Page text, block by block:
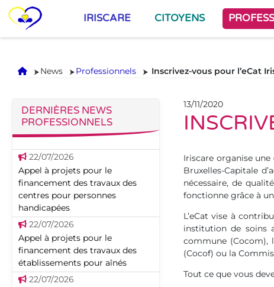
IRISCARE CITOYENS
Accueil
News Professionnels Inscrivez-vous pour l’eCat
DERNIÈRES NEWS
PROFESSIONNELS
22/07/2026
Appel à projets pour le
financement des travaux des
centres pour personnes
handicapées
22/07/2026
Appel à projets pour le
financement des travaux des
établissements pour aînés
22/07/2026
13/11/2020
Iriscare organise
Bruxelles-Capitale
nécessaire, de
fonctionne grâce à
L’eCat vise à
institution de soins
commune (Cocom),
(Cocof) ou la
Tout ce que vous